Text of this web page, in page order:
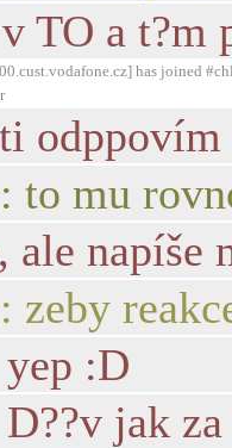
TO a t?m
has joined
to mu
ale napíše
zeby
:D
jak